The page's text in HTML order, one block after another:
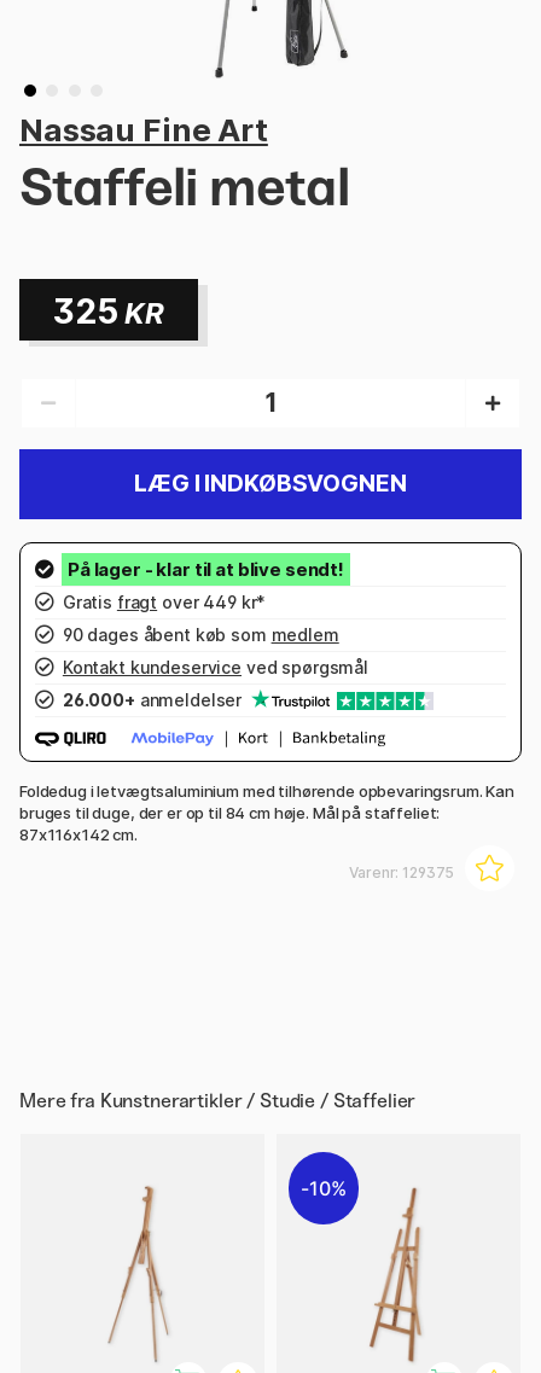
Nassau Fine Art
Staffeli metal
325 KR
LÆG I INDKØBSVOGNEN
Gratis fragt over 449 kr*
90 dages åbent køb som medlem
Kontakt kundeservice ved spørgsmål
26.000+ anmeldelser
Foldedug i letvægtsaluminium med tilhørende opbevaringsrum. Kan
bruges til duge, der er op til 84 cm høje. Mål på staffeliet:
87x116x142 cm.
Varenr: 129375
Mere fra Kunstnerartikler / Studie / Staffelier
10%